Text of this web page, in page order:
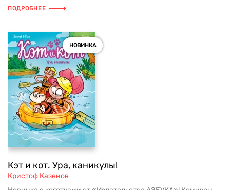
ПОДРОБНЕЕ
НОВИНКА
Кэт и кот. Ура, каникулы!
Кристоф Казенов